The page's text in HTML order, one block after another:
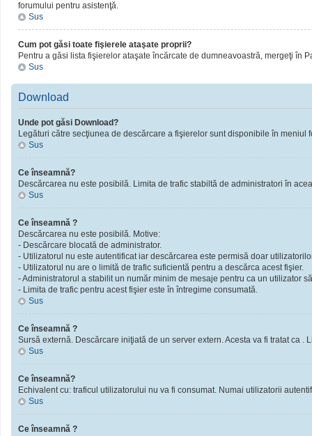
forumului pentru asistenţă.
Sus
Cum pot găsi toate fişierele ataşate proprii?
Pentru a găsi lista fişierelor ataşate încărcate de dumneavoastră, mergeţi în
Sus
Download
Unde pot găsi Download?
Legături către secţiunea de descărcare a fişierelor sunt disponibile în meniul
Sus
Ce înseamnă?
Descărcarea nu este posibilă. Limita de trafic stabiltă de administratori în
Sus
Ce înseamnă ?
Descărcarea nu este posibilă. Motive:
- Descărcare blocată de administrator.
- Utilizatorul nu este autentificat iar descărcarea este permisă doar
- Utilizatorul nu are o limită de trafic suficientă pentru a descărca acest fişier.
- Administratorul a stabilit un număr minim de mesaje pentru ca un utilizator
- Limita de trafic pentru acest fişier este în întregime consumată.
Sus
Ce înseamnă ?
Sursă externă. Descărcare iniţiată de un server extern. Acesta va fi tratat ca
Sus
Ce înseamnă?
Echivalent cu: traficul utilizatorului nu va fi consumat. Numai utilizatorii
Sus
Ce înseamnă ?